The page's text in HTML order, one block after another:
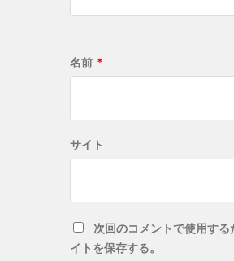
名前 *
サイト
次回のコメントで使用す
イトを保存する。